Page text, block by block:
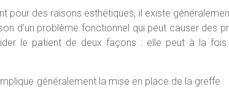
pour des raisons esthétiques, il existe
d’un problème fonctionnel qui peut causer des
le patient de deux façons : elle peut à la
généralement la mise en place de la greffe